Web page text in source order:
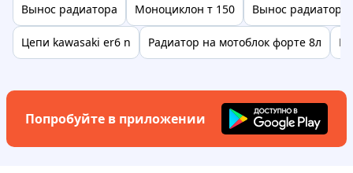
Вынос радиатора Моноциклон т 150 Вынос радиатора
Цепи kawasaki er6 n Радиатор на мотоблок форте 8л
Попробуйте в приложении